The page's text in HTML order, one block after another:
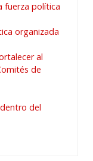
fuerza política
organizada
al
de
del